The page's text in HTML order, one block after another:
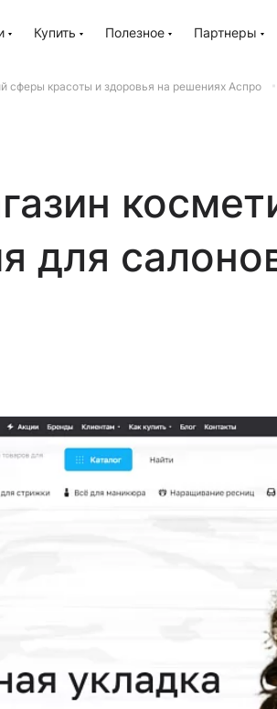
Купить Полезное Партнеры
сферы красоты и здоровья на решениях Аспро
для